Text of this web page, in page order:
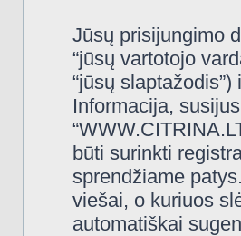
Jūsų prisijungimo
“jūsų vartotojo
“jūsų
Informacija,
būti surinkti
sprendžiame
viešai, o kuriuos
automatiškai